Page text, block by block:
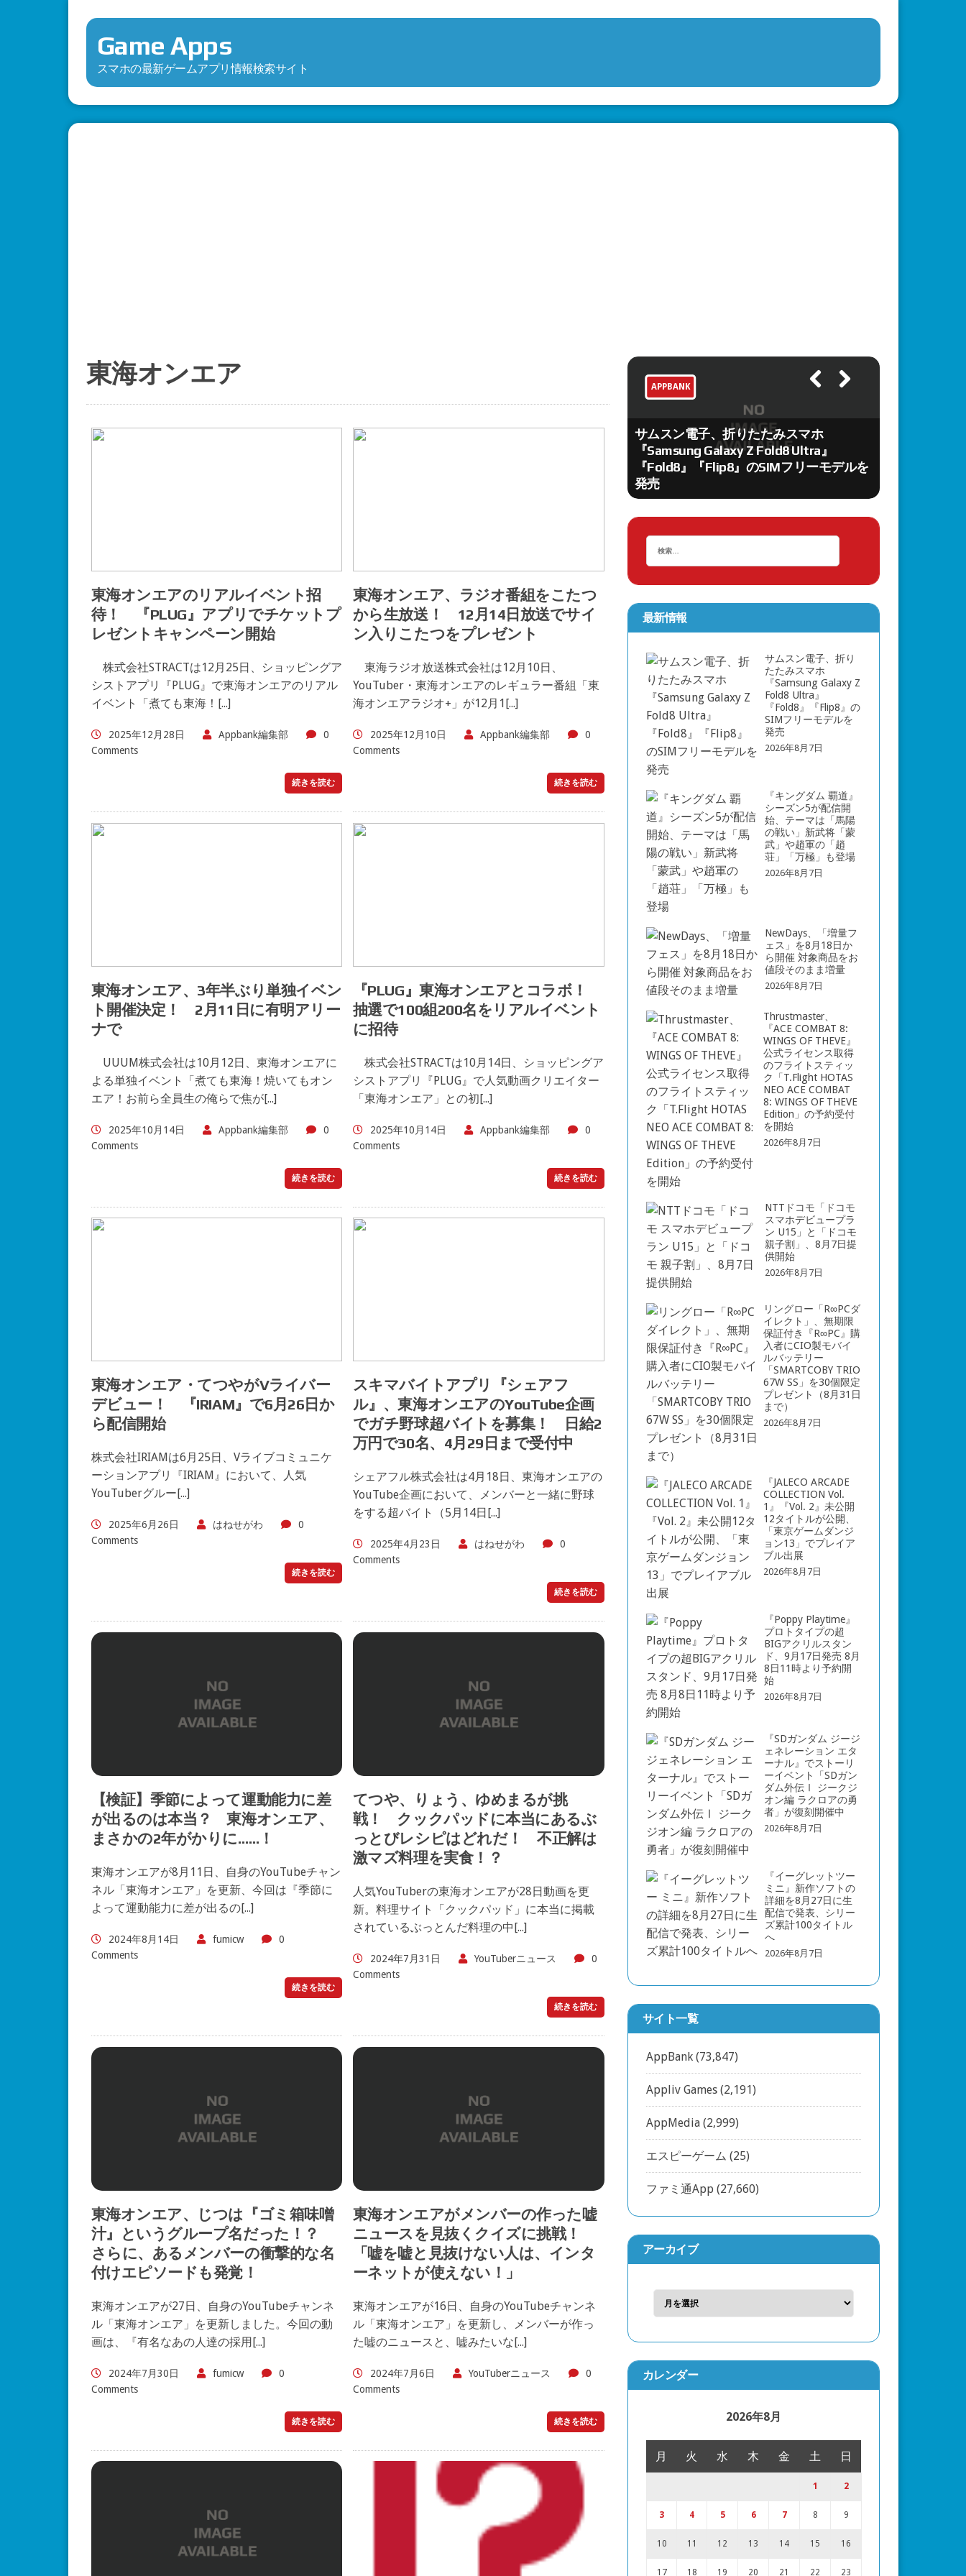
Game Apps
スマホの最新ゲームアプリ情報検索サイト
東海オンエア
東海オンエアのリアルイベント招
待！ 『PLUG』アプリでチケットプ
レゼントキャンペーン開始
株式会社STRACTは12月25日、ショッピングア
シストアプリ『PLUG』で東海オンエアのリアル
イベント「煮ても東海！[...]
2025年12月28日 Appbank編集部
0
Comments
続きを読む
東海オンエア、ラジオ番組をこたつ
から生放送！ 12月14日放送でサイ
ン入りこたつをプレゼント
東海ラジオ放送株式会社は12月10日、
YouTuber・東海オンエアのレギュラー番組「東
海オンエアラジオ+」が12月1[...]
2025年12月10日 Appbank編集部
0
Comments
続きを読む
東海オンエア、3年半ぶり単独イベン
ト開催決定！ 2月11日に有明アリー
ナで
UUUM株式会社は10月12日、東海オンエアに
よる単独イベント「煮ても東海！焼いてもオン
エア！お前ら全員生の俺らで焦が[...]
2025年10月14日 Appbank編集部
0
Comments
続きを読む
『PLUG』東海オンエアとコラボ！
抽選で100組200名をリアルイベント
に招待
株式会社STRACTは10月14日、ショッピングア
シストアプリ『PLUG』で人気動画クリエイター
「東海オンエア」との初[...]
2025年10月14日 Appbank編集部
0
Comments
続きを読む
東海オンエア・てつやがVライバー
デビュー！ 『IRIAM』で6月26日か
ら配信開始
株式会社IRIAMは6月25日、Vライブコミュニケ
ーションアプリ『IRIAM』において、人気
YouTuberグルー[...]
2025年6月26日 はねせがわ
0
Comments
続きを読む
スキマバイトアプリ『シェアフ
ル』、東海オンエアのYouTube企画
でガチ野球超バイトを募集！ 日給2
万円で30名、4月29日まで受付中
シェアフル株式会社は4月18日、東海オンエアの
YouTube企画において、メンバーと一緒に野球
をする超バイト（5月14日[...]
2025年4月23日 はねせがわ
0
Comments
続きを読む
【検証】季節によって運動能力に差
が出るのは本当？ 東海オンエア、
まさかの2年がかりに……！
東海オンエアが8月11日、自身のYouTubeチャン
ネル「東海オンエア」を更新、今回は『季節に
よって運動能力に差が出るの[...]
2024年8月14日 fumicw
0
Comments
続きを読む
てつや、りょう、ゆめまるが挑
戦！ クックパッドに本当にあるぶ
っとびレシピはどれだ！ 不正解は
激マズ料理を実食！？
人気YouTuberの東海オンエアが28日動画を更
新。料理サイト「クックパッド」に本当に掲載
されているぶっとんだ料理の中[...]
2024年7月31日 YouTuberニュース
0
Comments
続きを読む
東海オンエア、じつは『ゴミ箱味噌
汁』というグループ名だった！？
さらに、あるメンバーの衝撃的な名
付けエピソードも発覚！
東海オンエアが27日、自身のYouTubeチャンネ
ル「東海オンエア」を更新しました。今回の動
画は、『有名なあの人達の採用[...]
2024年7月30日 fumicw
0
Comments
続きを読む
東海オンエアがメンバーの作った嘘
ニュースを見抜くクイズに挑戦！
「嘘を嘘と見抜けない人は、インタ
ーネットが使えない！」
東海オンエアが16日、自身のYouTubeチャンネ
ル「東海オンエア」を更新し、メンバーが作っ
た嘘のニュースと、嘘みたいな[...]
2024年7月6日 YouTuberニュース
0
Comments
続きを読む
APPBANK
サムスン電子、折りたたみスマホ
『Samsung Galaxy Z Fold8 Ultra』
『Fold8』『Flip8』のSIMフリーモデルを
発売
最新情報
サムスン電子、折り
たたみスマホ
『Samsung Galaxy Z
Fold8 Ultra』
『Fold8』『Flip8』の
SIMフリーモデルを
発売
2026年8月7日
『キングダム 覇道』
シーズン5が配信開
始、テーマは「馬陽
の戦い」新武将「蒙
武」や趙軍の「趙
荘」「万極」も登場
2026年8月7日
NewDays、「増量フ
ェス」を8月18日か
ら開催 対象商品をお
値段そのまま増量
2026年8月7日
Thrustmaster、
『ACE COMBAT 8:
WINGS OF THEVE』
公式ライセンス取得
のフライトスティッ
ク「T.Flight HOTAS
NEO ACE COMBAT
8: WINGS OF THEVE
Edition」の予約受付
を開始
2026年8月7日
NTTドコモ「ドコモ
スマホデビュープラ
ン U15」と「ドコモ
親子割」、8月7日提
供開始
2026年8月7日
リングロー「R∞PCダ
イレクト」、無期限
保証付き『R∞PC』購
入者にCIO製モバイ
ルバッテリー
「SMARTCOBY TRIO
67W SS」を30個限定
プレゼント（8月31日
まで）
2026年8月7日
『JALECO ARCADE
COLLECTION Vol.
1』『Vol. 2』未公開
12タイトルが公開、
「東京ゲームダンジ
ョン13」でプレイア
ブル出展
2026年8月7日
『Poppy Playtime』
プロトタイプの超
BIGアクリルスタン
ド、9月17日発売 8月
8日11時より予約開
始
2026年8月7日
『SDガンダム ジージ
ェネレーション エタ
ーナル』でストーリ
ーイベント「SDガン
ダム外伝Ⅰ ジークジ
オン編 ラクロアの勇
者」が復刻開催中
2026年8月7日
『イーグレットツー
ミニ』新作ソフトの
詳細を8月27日に生
配信で発表、シリー
ズ累計100タイトル
へ
2026年8月7日
サイト一覧
AppBank(73,847)
Appliv Games(2,191)
AppMedia(2,999)
エスピーゲーム (25)
ファミ通App(27,660)
アーカイブ
カレンダー
2026年8月
月 火 水 木 金 土 日
1 2
3 4 5 6 7 8 9
10 11 12 13 14 15 16
17 18 19 20 21 22 23